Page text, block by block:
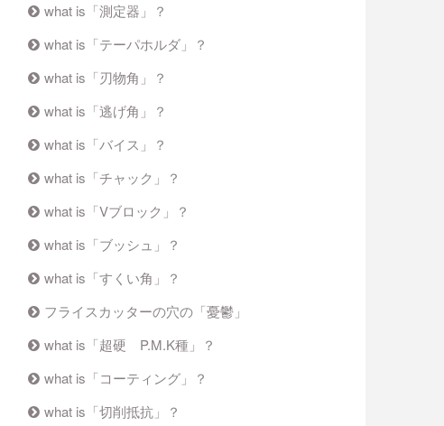
what is「測定器」？
what is「テーパホルダ」？
what is「刃物角」？
what is「逃げ角」？
what is「バイス」？
what is「チャック」？
what is「Vブロック」？
what is「ブッシュ」？
what is「すくい角」？
フライスカッターの穴の「憂鬱」
what is「超硬 P.M.K種」？
what is「コーティング」？
what is「切削抵抗」？